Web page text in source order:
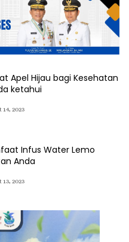
Apel Hijau bagi Kesehatan
ketahui
2023
Infus Water Lemo
Anda
2023